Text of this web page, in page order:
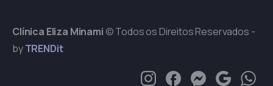
Clínica Eliza Minami © Todos os Direitos Reservados -
byTRENDit